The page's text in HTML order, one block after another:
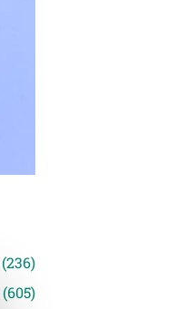
(236)
(605)